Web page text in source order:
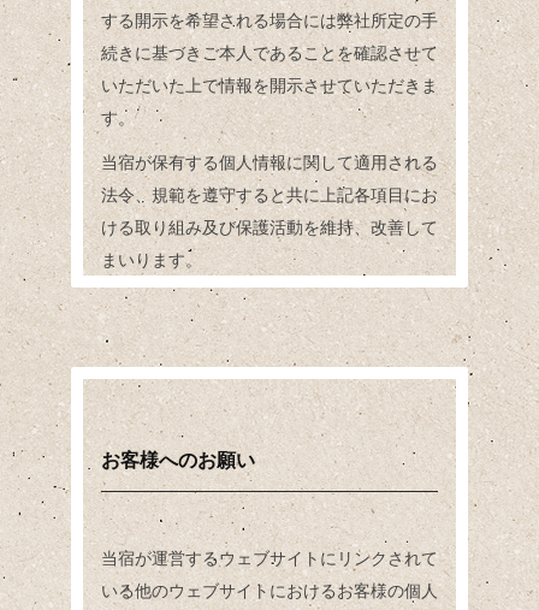
する開示を希望される場合には弊社所定の手
続きに基づきご本人であることを確認させて
いただいた上で情報を開示させていただきま
す。
当宿が保有する個人情報に関して適用される
法令、規範を遵守すると共に上記各項目にお
ける取り組み及び保護活動を維持、改善して
まいります。
お客様へのお願い
当宿が運営するウェブサイトにリンクされて
いる他のウェブサイトにおけるお客様の個人